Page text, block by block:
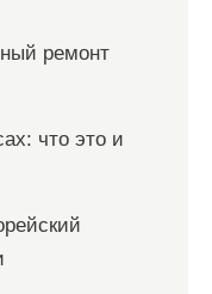
ремонт
что это и